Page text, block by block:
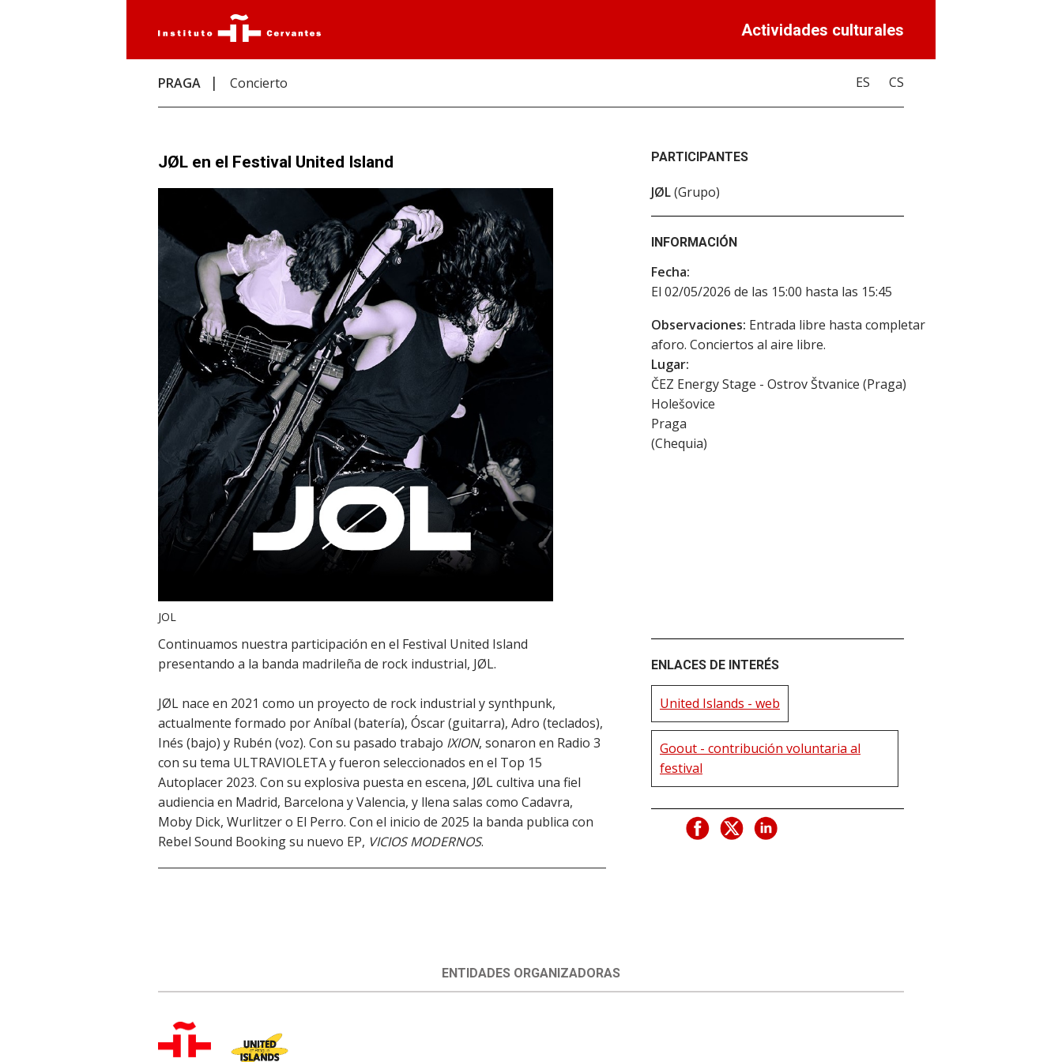
Actividades culturales
PRAGA Concierto ES CS
JØL en el Festival United Island
JOL
Continuamos nuestra participación en el Festival United Island
presentando a la banda madrileña de rock industrial, JØL.
JØL nace en 2021 como un proyecto de rock industrial y synthpunk,
actualmente formado por Aníbal (batería), Óscar (guitarra), Adro (teclados),
Inés (bajo) y Rubén (voz). Con su pasado trabajo IXION, sonaron en Radio 3
con su tema ULTRAVIOLETA y fueron seleccionados en el Top 15
Autoplacer 2023. Con su explosiva puesta en escena, JØL cultiva una fiel
audiencia en Madrid, Barcelona y Valencia, y llena salas como Cadavra,
Moby Dick, Wurlitzer o El Perro. Con el inicio de 2025 la banda publica con
Rebel Sound Booking su nuevo EP, VICIOS MODERNOS.
PARTICIPANTES
JØL(Grupo)
INFORMACIÓN
Fecha:
El 02/05/2026 de las 15:00 hasta las 15:45
Observaciones: Entrada libre hasta completar
aforo. Conciertos al aire libre.
Lugar:
ČEZ Energy Stage - Ostrov Štvanice (Praga)
Holešovice
Praga
(Chequia)
ENLACES DE INTERÉS
United Islands - web
Goout - contribución voluntaria al
festival
ENTIDADES ORGANIZADORAS